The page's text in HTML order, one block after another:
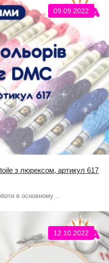
09.09.2022
з люрексом, артикул 617
в основному ..
12.10.2022